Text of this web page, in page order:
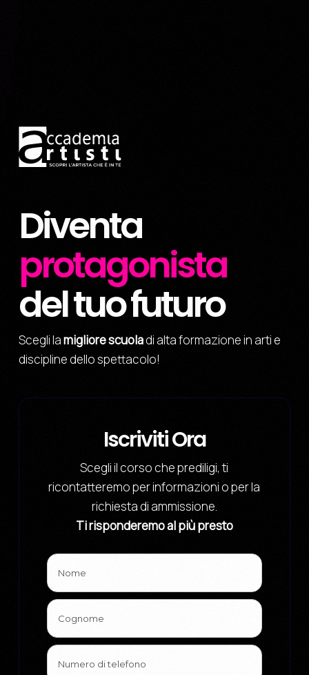
Diventa
protagonista
del tuo futuro
Scegli lamigliore scuoladi alta formazione in arti e
discipline dello spettacolo!
Iscriviti Ora
Scegli il corso che prediligi, ti
ricontatteremo per informazioni o per la
richiesta di ammissione.
Ti risponderemo al più presto